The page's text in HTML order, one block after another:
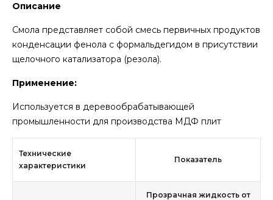
Описание
Смола представляет собой смесь первичных продуктов
конденсации фенола с формальдегидом в присутствии
щелочного катализатора (резола).
Применение:
Используется в деревообрабатывающей
промышленности для производства МДФ плит
Технические
характеристики
Показатель
Прозрачная жидкость от